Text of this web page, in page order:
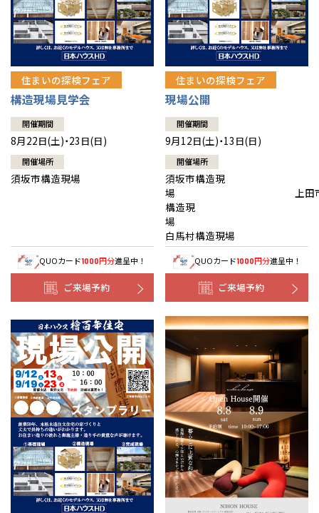
住まいの探検フェア
構造現場見学会
開催期間
8月22日(土)・23日(日)
開催場所
須坂市構造現場
QUOカード1000円分進呈中！
ご来場予約
住まいの探検フェア
現場公開
開催期間
9月12日(土)・13日(日)
開催場所
須坂市構造現
場 上田
構造現
白馬村構造現場
QUOカード1000円分進呈中！
ご来場予約